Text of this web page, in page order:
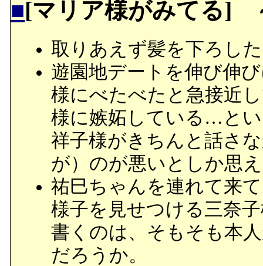
■[マリア様がみてる]
取りあえず髪を下ろし
遊園地デートを伸び伸
様にべたべたと急接近
様に嫉妬している…と
祥子様がきちんと話さ
が）のが悪いとしか思
祐巳ちゃんを連れて来
様子を見せつける三奈
書くのは、そもそも本
だろうか。